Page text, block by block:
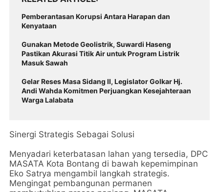
Pemberantasan Korupsi Antara Harapan dan
Kenyataan
Gunakan Metode Geolistrik, Suwardi Haseng
Pastikan Akurasi Titik Air untuk Program Listrik
Masuk Sawah
Gelar Reses Masa Sidang II, Legislator Golkar Hj.
Andi Wahda Komitmen Perjuangkan Kesejahteraan
Warga Lalabata
​Sinergi Strategis Sebagai Solusi
​Menyadari keterbatasan lahan yang tersedia, DPC
MASATA Kota Bontang di bawah kepemimpinan
Eko Satrya mengambil langkah strategis.
Mengingat pembangunan permanen